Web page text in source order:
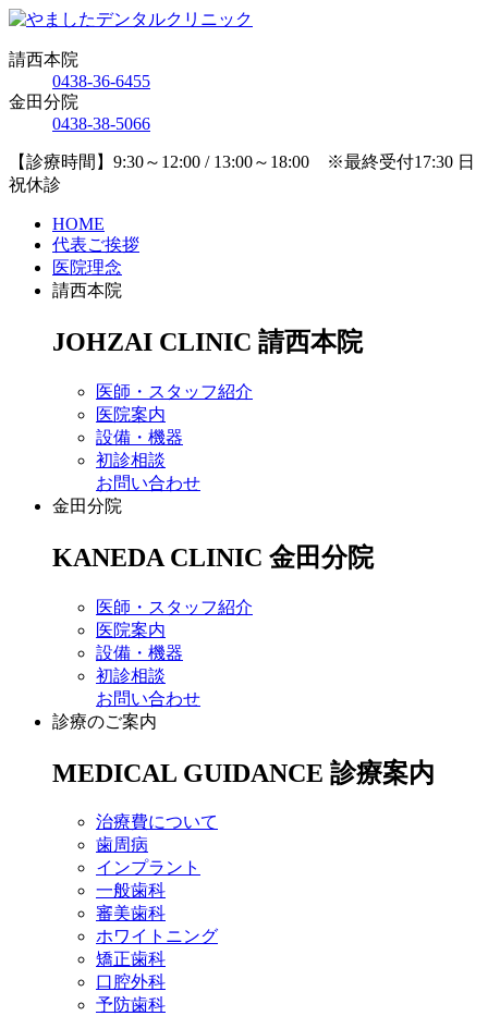
請西本院
0438-36-6455
金田分院
0438-38-5066
【診療時間】9:30～12:00 / 13:00～18:00 ※最終受付17:30 日
祝休診
HOME
代表ご挨拶
医院理念
請西本院
JOHZAI CLINIC 請西本院
医師・スタッフ紹介
医院案内
設備・機器
初診相談
お問い合わせ
金田分院
KANEDA CLINIC 金田分院
医師・スタッフ紹介
医院案内
設備・機器
初診相談
お問い合わせ
診療のご案内
MEDICAL GUIDANCE 診療案内
治療費について
歯周病
インプラント
一般歯科
審美歯科
ホワイトニング
矯正歯科
口腔外科
予防歯科